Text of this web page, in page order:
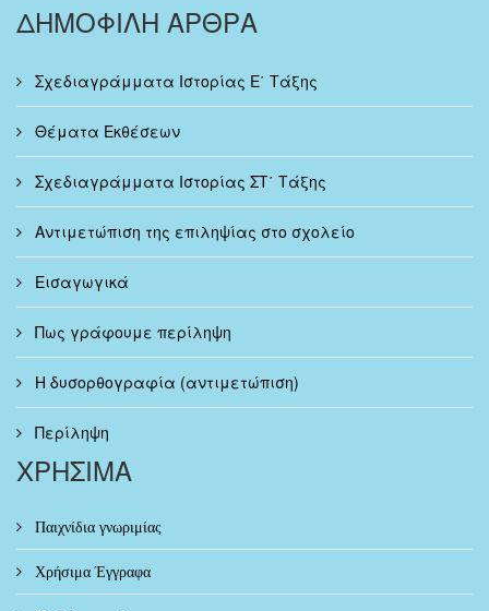
ΔΗΜΟΦΙΛΗ ΑΡΘΡΑ
Σχεδιαγράμματα Ιστορίας Ε΄ Τάξης
Θέματα Εκθέσεων
Σχεδιαγράμματα Ιστορίας ΣΤ΄ Τάξης
Αντιμετώπιση της επιληψίας στο σχολείο
Εισαγωγικά
Πως γράφουμε περίληψη
Η δυσορθογραφία (αντιμετώπιση)
Περίληψη
ΧΡΗΣΙΜΑ
Παιχνίδια γνωριμίας
Χρήσιμα Έγγραφα